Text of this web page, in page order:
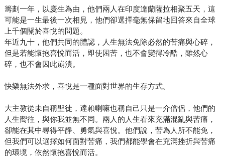
籌劃一年，以慶生為由，他們兩人在印度達蘭薩拉相聚五天，這
可能是一生最後一次相見，他們卻選擇毫無保留地回答來自全球
上千個關於喜悅的問題。
年近九十，他們共同的體認，人生無法免除必然的苦痛與心碎，
但是若能懷抱喜悅而活，即使困苦，也不會變得冷酷，雖然心
碎，也不會因此崩潰。
快樂無法外求，喜悅是一種面對世界的生存方式。
大主教從未自稱聖徒，達賴喇嘛也稱自己只是一介僧侶，他們的
人生嚮往，與你我並無不同。兩人的人生看來充滿混亂與苦痛，
卻能在其中尋得平靜、勇氣與喜悅。他們說，苦為人所不能免，
但我們可以選擇如何面對苦痛，我們都能學會在充滿挫折與苦痛
的環境，依然懷抱喜悅而活。